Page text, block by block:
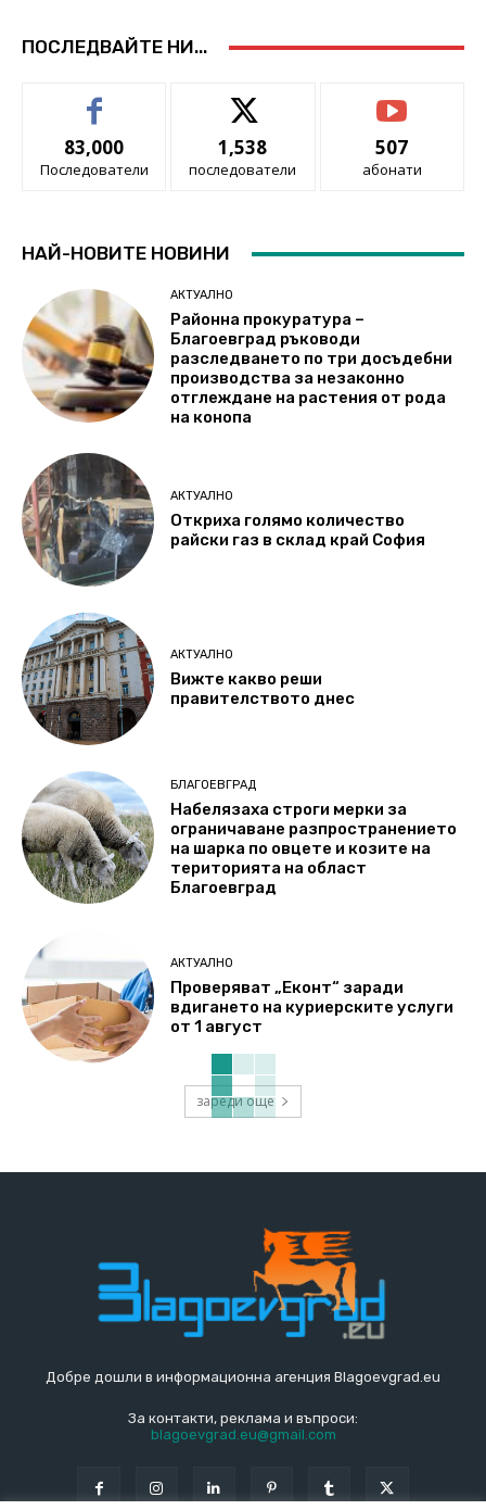
ПОСЛЕДВАЙТЕ НИ...
83,000
Последователи
1,538
последователи
507
абонати
НАЙ-НОВИТЕ НОВИНИ
АКТУАЛНО
Районна прокуратура –
Благоевград ръководи
разследването по три досъдебни
производства за незаконно
отглеждане на растения от рода
на конопа
АКТУАЛНО
Откриха голямо количество
райски газ в склад край София
АКТУАЛНО
Вижте какво реши
правителството днес
БЛАГОЕВГРАД
Набелязаха строги мерки за
ограничаване разпространението
на шарка по овцете и козите на
територията на област
Благоевград
АКТУАЛНО
Проверяват „Еконт“ заради
вдигането на куриерските услуги
от 1 август
зареди още
Добре дошли в информационна агенция Blagoevgrad.eu
За контакти, реклама и въпроси:
blagoevgrad.eu@gmail.com